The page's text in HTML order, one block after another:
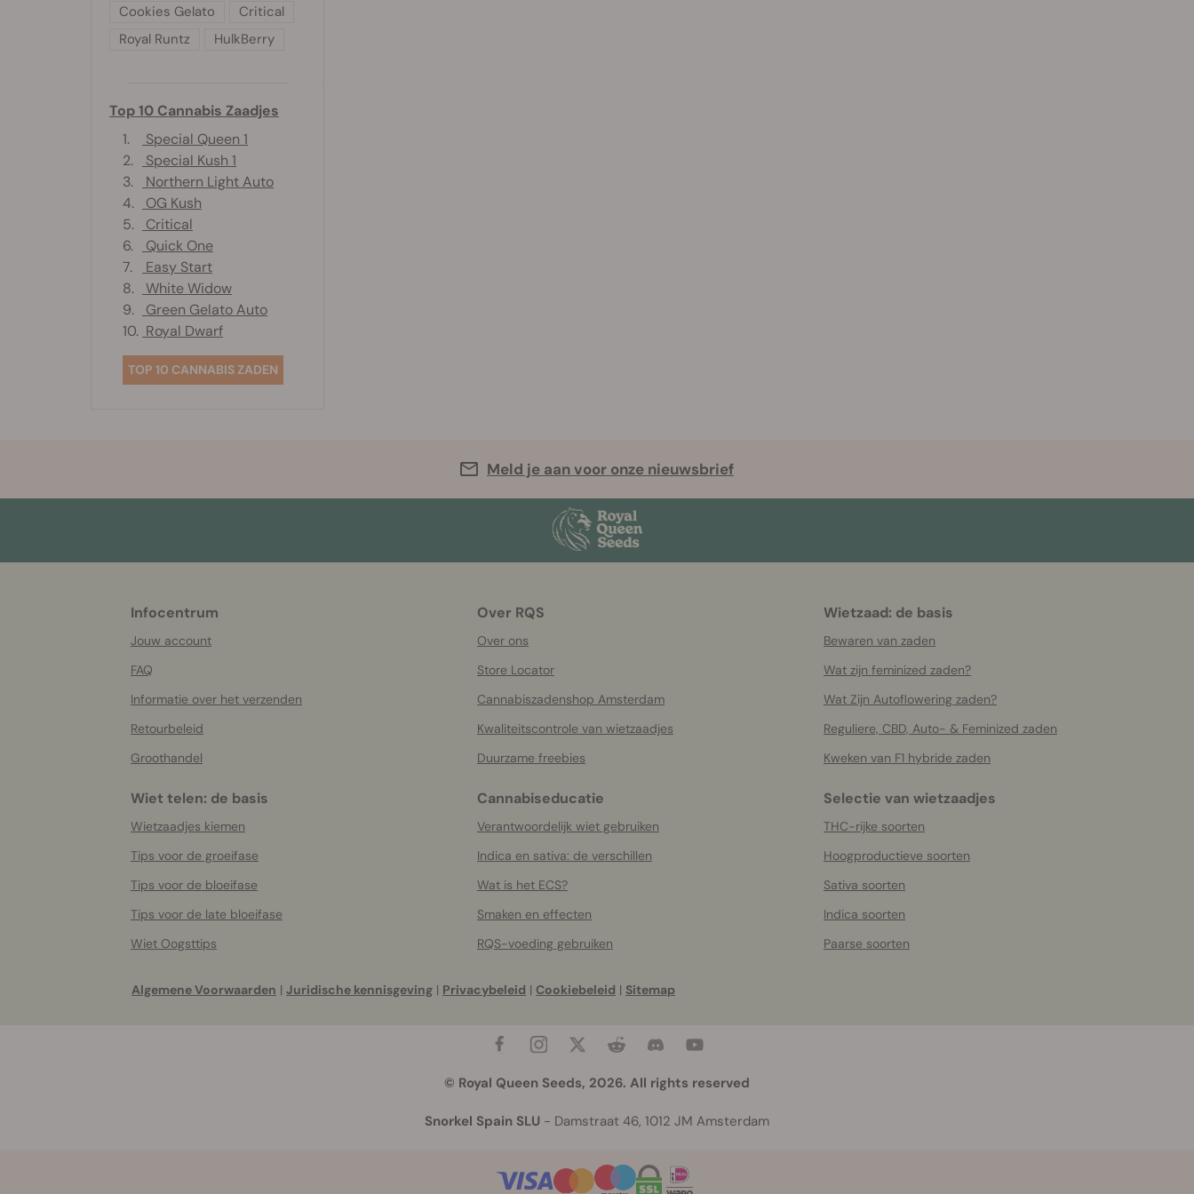
Cookies Gelato
Critical
Royal Runtz
HulkBerry
Top 10 Cannabis Zaadjes
1.
Special Queen 1
2.
Special Kush 1
3.
Northern Light Auto
4.
OG Kush
5.
Critical
6.
Quick One
7.
Easy Start
8.
White Widow
9.
Green Gelato Auto
10. Royal Dwarf
TOP 10 CANNABIS ZADEN
Meld je aan voor onze nieuwsbrief
Infocentrum
Jouw account
FAQ
Informatie over het verzenden
Retourbeleid
Groothandel
Over RQS
Over ons
Store Locator
Cannabiszadenshop Amsterdam
Kwaliteitscontrole van wietzaadjes
Duurzame freebies
Wietzaad: de basis
Bewaren van zaden
Wat zijn feminized zaden?
Wat Zijn Autoflowering zaden?
Reguliere, CBD, Auto- & Feminized zaden
Kweken van F1 hybride zaden
Wiet telen: de basis
Wietzaadjes kiemen
Tips voor de groeifase
Tips voor de bloeifase
Tips voor de late bloeifase
Wiet Oogsttips
Cannabiseducatie
Verantwoordelijk wiet gebruiken
Indica en sativa: de verschillen
Wat is het ECS?
Smaken en effecten
RQS-voeding gebruiken
Selectie van wietzaadjes
THC-rijke soorten
Hoogproductieve soorten
Sativa soorten
Indica soorten
Paarse soorten
Algemene Voorwaarden | Juridische kennisgeving | Privacybeleid | Cookiebeleid | Sitemap
© Royal Queen Seeds, 2026. All rights reserved
Snorkel Spain SLU - Damstraat 46, 1012 JM Amsterdam